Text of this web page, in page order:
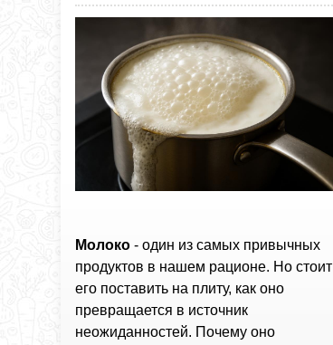
Молоко - один из самых привычных
продуктов в нашем рационе. Но стоит
его поставить на плиту, как оно
превращается в источник
неожиданностей. Почему оно